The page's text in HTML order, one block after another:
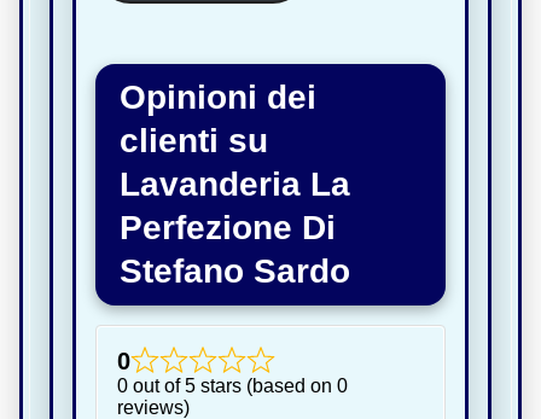
Opinioni dei
clienti su
Lavanderia La
Perfezione Di
Stefano Sardo
0
0 out of 5 stars (based on 0
reviews)